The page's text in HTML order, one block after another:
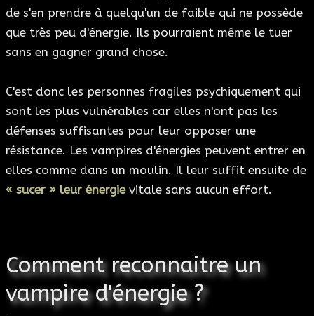
de s'en prendre à quelqu'un de faible qui ne possède
que très peu d'énergie. Ils pourraient même le tuer
sans en gagner grand chose.
C'est donc les personnes fragiles psychiquement qui
sont les plus vulnérables car elles n'ont pas les
défenses suffisantes pour leur opposer une
résistance. Les vampires d'énergies peuvent entrer en
elles comme dans un moulin. Il leur suffit ensuite de
« sucer » leur énergievitale sans aucun effort.
Comment reconnaitre un
vampire d'énergie ?